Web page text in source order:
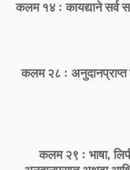
कलम १४ : कायद्याने सर्व
कलम २८ : अनुदानप्राप्त
कलम २९ : भाषा,